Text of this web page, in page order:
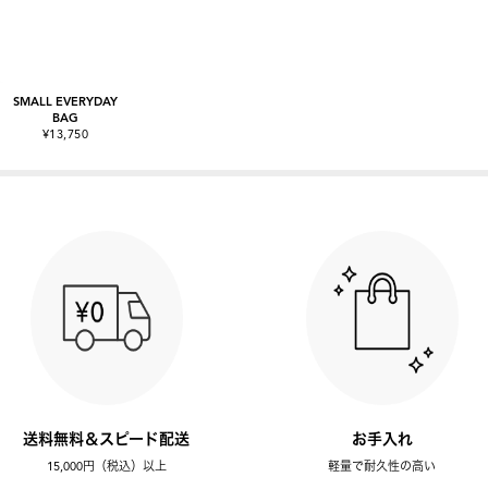
SMALL EVERYDAY
BAG
¥13,750
送料無料＆スピード配送
15,000円（税込）以上
お手入れ
軽量で耐久性の高い